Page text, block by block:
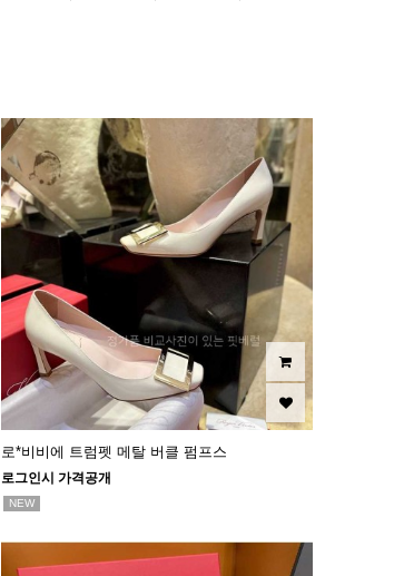
로*비비에 트럼펫 메탈 버클 펌프스
로그인시 가격공개
NEW